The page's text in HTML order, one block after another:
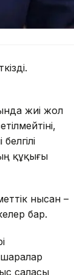
жиі жол
құқығы
нысан –
бар.
саласы